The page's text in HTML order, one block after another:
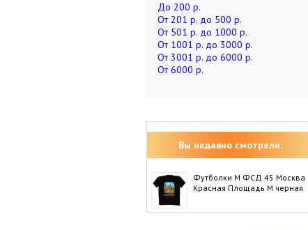
До 200 р.
От 201 р. до 500 р.
От 501 р. до 1000 р.
От 1001 р. до 3000 р.
От 3001 р. до 6000 р.
От 6000 р.
Вы недавно смотрели:
Футболки M ФСД 45 Москва
Красная Площадь M черная